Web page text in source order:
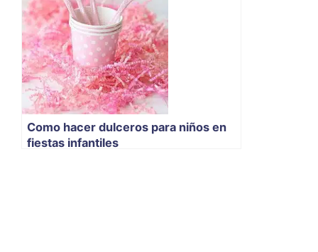
Como hacer dulceros para niños en
fiestas infantiles